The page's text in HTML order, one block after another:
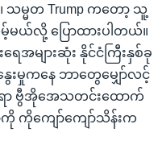
သမ္မတ Trump ကတော့ သူ့
ယ်လို့ ပြောထားပါတယ်။
အများဆုံး နိုင်ငံကြီးနှစ်ခု
းမှုကနေ ဘာတွေမျှော်လင့်
ရာ ဗွီအိုအေသတင်းထောက်
ကို ကိုကျော်ကျော်သိန်းက